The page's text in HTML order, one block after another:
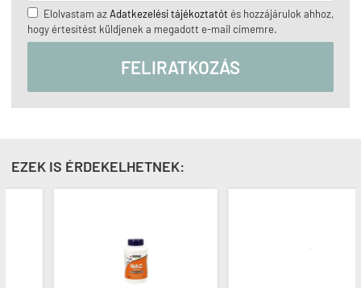
Elolvastam azAdatkezelési tájékoztatót és hozzájárulok ahhoz,
hogy értesítést küldjenek a megadott e-mail címemre.
FELIRATKOZÁS
EZEK IS ÉRDEKELHETNEK: